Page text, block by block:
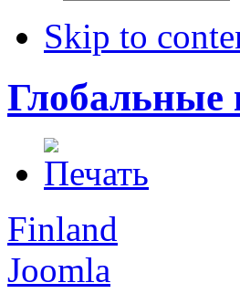
Skip to
Глобальные
Finland
Joomla